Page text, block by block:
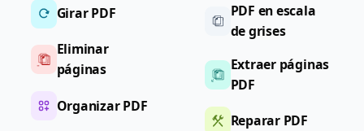
Girar PDF
Eliminar
páginas
Organizar PDF
PDF en escala
de grises
Extraer páginas
PDF
Reparar PDF